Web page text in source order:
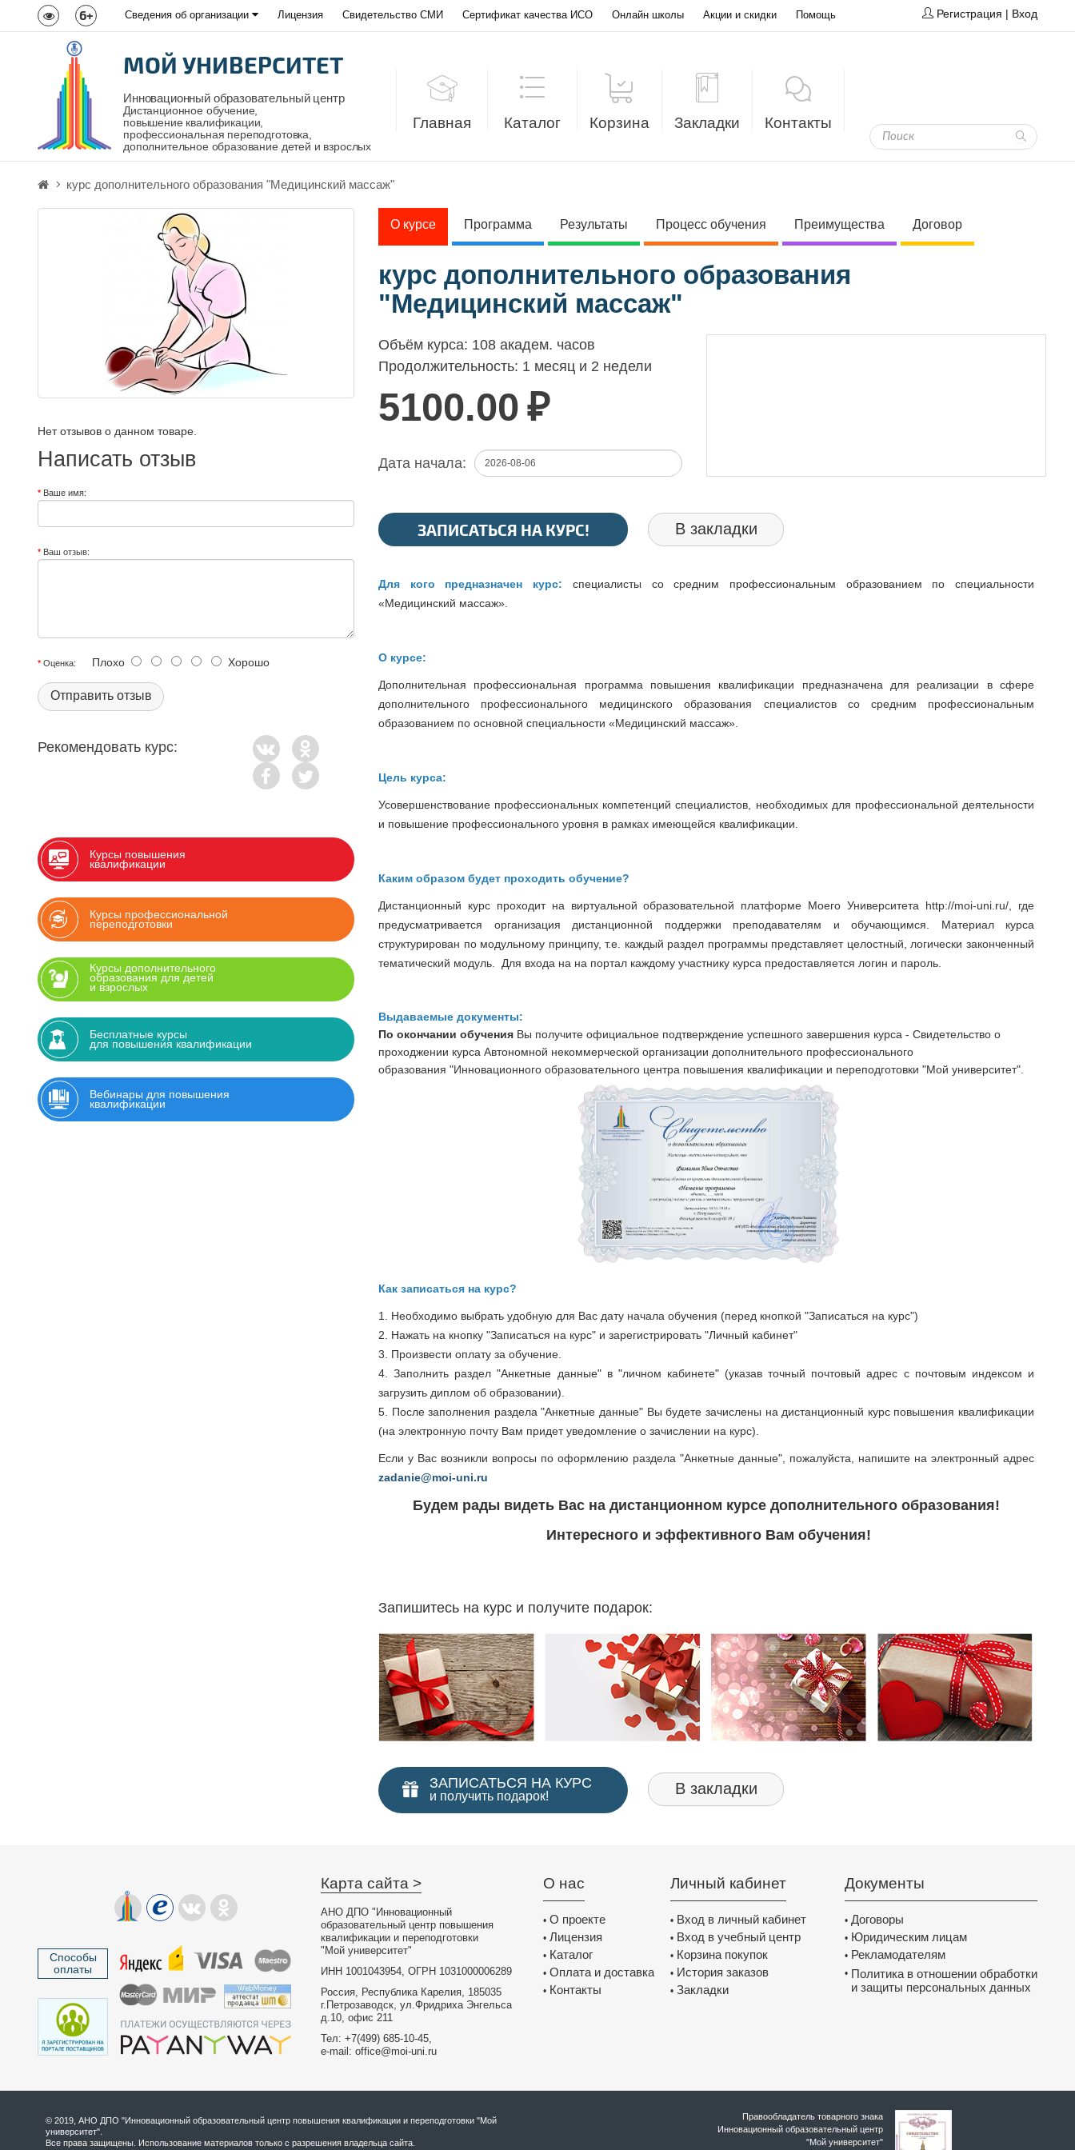
6+ Сведения об организации Лицензия Свидетельство СМИ Сертификат качества ИСО Онлайн школы Акции и скидки Помощь Регистрация | Вход
МОЙ УНИВЕРСИТЕТ
Инновационный образовательный центр
Дистанционное обучение,
повышение квалификации,
профессиональная переподготовка,
дополнительное образование детей и взрослых
Главная Каталог Корзина Закладки Контакты
курс дополнительного образования "Медицинский массаж"
Нет отзывов о данном товаре.
Написать отзыв
Ваше имя:
Ваш отзыв:
Оценка: Плохо Хорошо
Отправить отзыв
Рекомендовать курс:
Курсы повышения
квалификации
Курсы профессиональной
переподготовки
Курсы дополнительного
образования для детей
и взрослых
Бесплатные курсы
для повышения квалификации
Вебинары для повышения
квалификации
О курсе Программа Результаты Процесс обучения Преимущества Договор
курс дополнительного образования
"Медицинский массаж"
Объём курса: 108 академ. часов
Продолжительность: 1 месяц и 2 недели
5100.00 ₽
Дата начала:
ЗАПИСАТЬСЯ НА КУРС! В закладки
Для кого предназначен курс:
специалисты со средним профессиональным образованием по специальности
«Медицинский массаж».
О курсе:
Дополнительная профессиональная программа повышения квалификации предназначена для реализации в сфере
дополнительного профессионального медицинского образования специалистов со средним профессиональным
образованием по основной специальности «Медицинский массаж».
Цель курса:
Усовершенствование профессиональных компетенций специалистов, необходимых для профессиональной деятельности
и повышение профессионального уровня в рамках имеющейся квалификации.
Каким образом будет проходить обучение?
Дистанционный курс проходит на виртуальной образовательной платформе Моего Университета http://moi-uni.ru/, где
предусматривается организация дистанционной поддержки преподавателям и обучающимся. Материал курса
структурирован по модульному принципу, т.е. каждый раздел программы представляет целостный, логически законченный
тематический модуль. Для входа на на портал каждому участнику курса предоставляется логин и пароль.
Выдаваемые документы:
По окончании обучения Вы получите официальное подтверждение успешного завершения курса - Свидетельство о
проходжении курса Автономной некоммерческой организации дополнительного профессионального
образования "Инновационного образовательного центра повышения квалификации и переподготовки "Мой университет".
Как записаться на курс?
1. Необходимо выбрать удобную для Вас дату начала обучения (перед кнопкой "Записаться на курс")
2. Нажать на кнопку "Записаться на курс" и зарегистрировать "Личный кабинет"
3. Произвести оплату за обучение.
4. Заполнить раздел "Анкетные данные" в "личном кабинете" (указав точный почтовый адрес с почтовым индексом и
загрузить диплом об образовании).
5. После заполнения раздела "Анкетные данные" Вы будете зачислены на дистанционный курс повышения квалификации
(на электронную почту Вам придет уведомление о зачислении на курс).
Если у Вас возникли вопросы по оформлению раздела "Анкетные данные", пожалуйста, напишите на электронный адрес
zadanie@moi-uni.ru
Будем рады видеть Вас на дистанционном курсе дополнительного образования!
Интересного и эффективного Вам обучения!
Запишитесь на курс и получите подарок:
ЗАПИСАТЬСЯ НА КУРС
и получить подарок! В закладки
Способы
оплаты
Карта сайта >
АНО ДПО "Инновационный
образовательный центр повышения
квалификации и переподготовки
"Мой университет"
ИНН 1001043954, ОГРН 1031000006289
Россия, Республика Карелия, 185035
г.Петрозаводск, ул.Фридриха Энгельса
д.10, офис 211
Тел: +7(499) 685-10-45,
e-mail: office@moi-uni.ru
О нас
• О проекте
• Лицензия
• Каталог
• Оплата и доставка
• Контакты
Личный кабинет
• Вход в личный кабинет
• Вход в учебный центр
• Корзина покупок
• История заказов
• Закладки
Документы
• Договоры
• Юридическим лицам
• Рекламодателям
• Политика в отношении обработки
и защиты персональных данных
© 2019, АНО ДПО "Инновационный образовательный центр повышения квалификации и переподготовки "Мой
университет".
Все права защищены. Использование материалов только с разрешения владельца сайта.
Правообладатель товарного знака
Инновационный образовательный цeнтр
"Мой университет"